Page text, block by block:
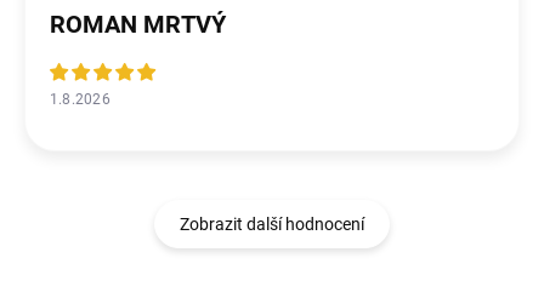
ROMAN MRTVÝ
1.8.2026
Zobrazit další hodnocení